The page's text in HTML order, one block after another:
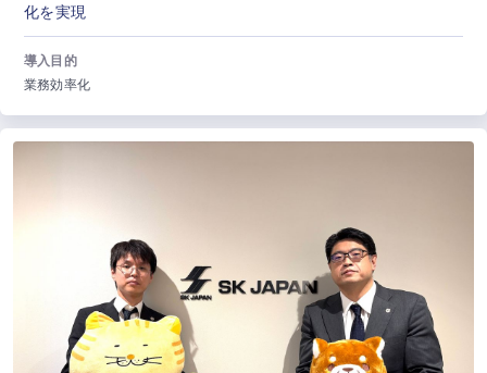
化を実現
導入目的
業務効率化